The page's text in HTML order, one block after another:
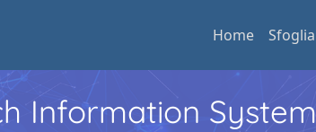
Home Sfoglia
Information System